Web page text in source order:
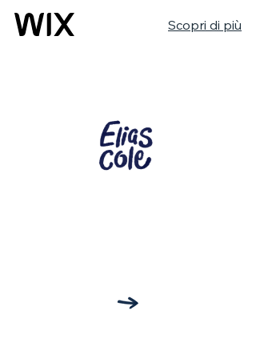
Scopri di più